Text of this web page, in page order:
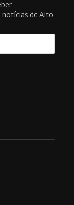
notícias do Alto